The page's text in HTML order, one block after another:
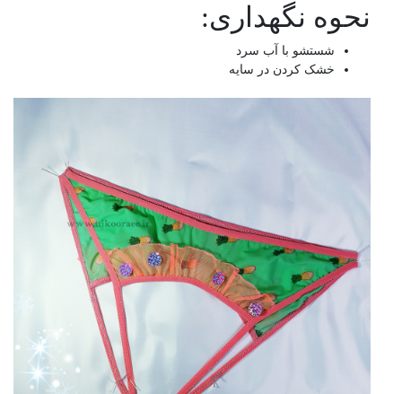
نحوه نگهداری:
شستشو با آب سرد
خشک کردن در سایه